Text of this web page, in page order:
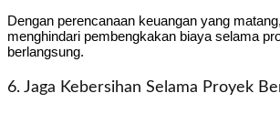
Dengan perencanaan keuangan yang
menghindari pembengkakan biaya selama
berlangsung.
6. Jaga Kebersihan Selama Proyek